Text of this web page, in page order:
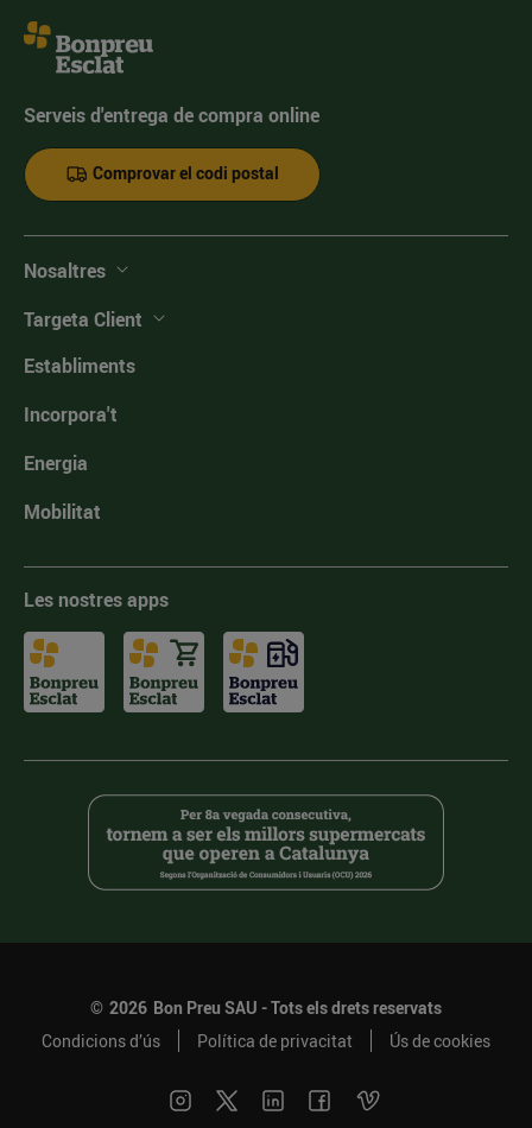
Serveis d'entrega de compra online
Comprovar el codi postal
Nosaltres
Targeta Client
Establiments
Incorpora't
Energia
Mobilitat
Les nostres apps
© 2026 Bon Preu SAU - Tots els drets reservats
Condicions d’ús
Política de privacitat Ús de cookies